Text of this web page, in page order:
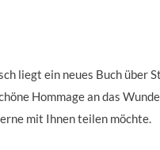
liegt ein neues Buch über
Hommage an das
mit Ihnen teilen möchte.